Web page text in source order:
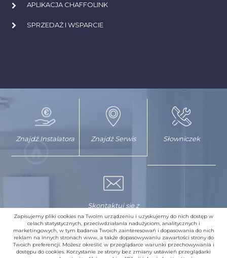
APLIKACJA CHAFFOLINK
SPRZEDAŻ I WSPARCIE
Znajdź Instalatora Znajdź Serwis Słowniczek
Skontaktuj się z
nami
Zapisujemy pliki cookies na Twoim urządzeniu i uzyskujemy do nich dostęp w
celach statystycznych, przeciwdziałania nadużyciom, analitycznych i
marketingowych, w tym badania Twoich zainteresowań i dopasowania do nich
reklam na innych stronach www, a także dopasowywaniu zawartości strony do
Twoich preferencji. Możesz określić w przeglądarce warunki przechowywania i
dostępu do cookies. Korzystanie ze strony bez zmiany ustawień przeglądarki